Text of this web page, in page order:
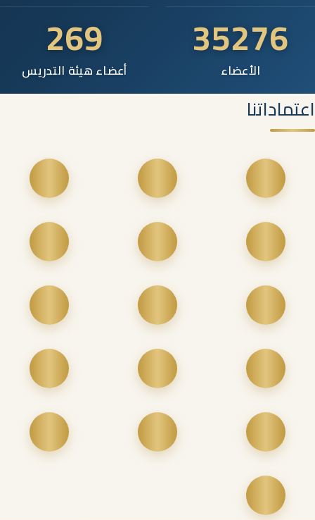
35276
الأعضاء
269
أعضاء هيئة التدريس
اعتماداتنا